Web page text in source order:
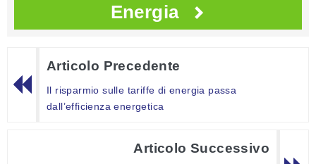
Energia
Articolo Precedente
Il risparmio sulle tariffe di energia passa
dall’efficienza energetica
Articolo Successivo